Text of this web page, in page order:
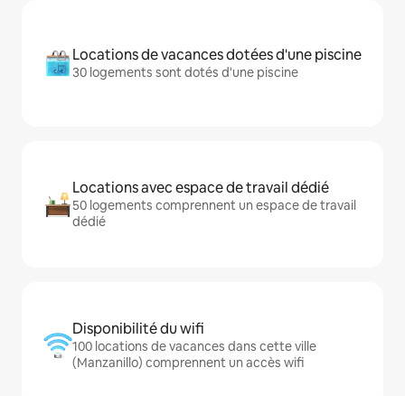
Locations de vacances dotées d'une piscine
30 logements sont dotés d'une piscine
Locations avec espace de travail dédié
50 logements comprennent un espace de travail
dédié
Disponibilité du wifi
100 locations de vacances dans cette ville
(Manzanillo) comprennent un accès wifi